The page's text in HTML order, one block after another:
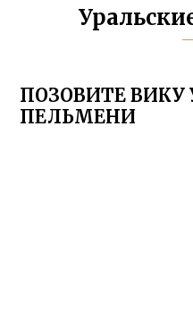
ПОЗОВИТЕ ВИКУ
ПЕЛЬМЕНИ